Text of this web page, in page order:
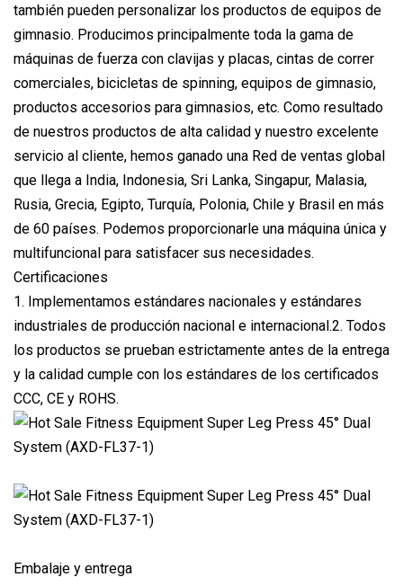
también pueden personalizar los productos de equipos de
gimnasio. Producimos principalmente toda la gama de
máquinas de fuerza con clavijas y placas, cintas de correr
comerciales, bicicletas de spinning, equipos de gimnasio,
productos accesorios para gimnasios, etc. Como resultado
de nuestros productos de alta calidad y nuestro excelente
servicio al cliente, hemos ganado una Red de ventas global
que llega a India, Indonesia, Sri Lanka, Singapur, Malasia,
Rusia, Grecia, Egipto, Turquía, Polonia, Chile y Brasil en más
de 60 países. Podemos proporcionarle una máquina única y
multifuncional para satisfacer sus necesidades.
Certificaciones
1. Implementamos estándares nacionales y estándares
industriales de producción nacional e internacional.2. Todos
los productos se prueban estrictamente antes de la entrega
y la calidad cumple con los estándares de los certificados
CCC, CE y ROHS.
Embalaje y entrega